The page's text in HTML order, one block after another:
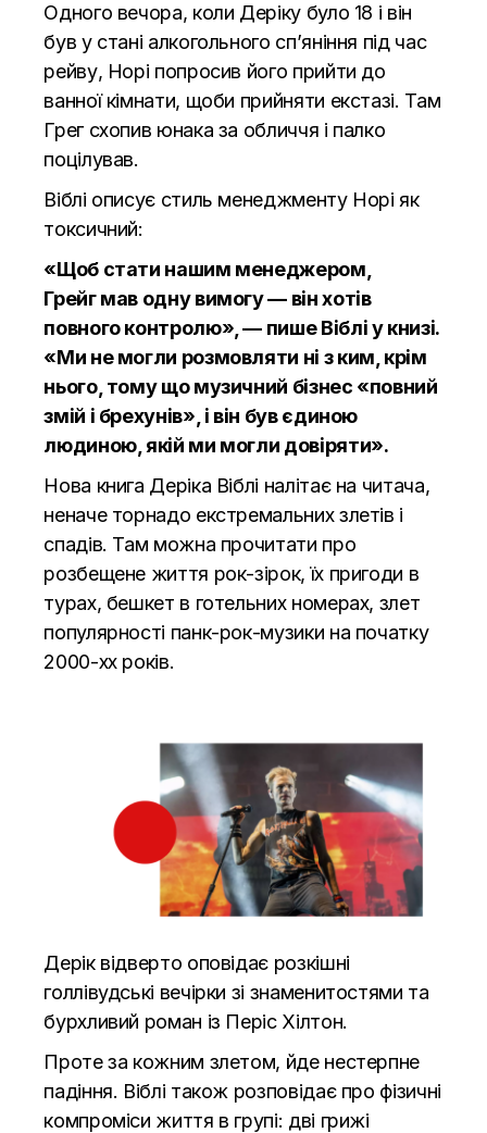
Одного вечора, коли Деріку було 18 і він
був у стані алкогольного сп’яніння під час
рейву, Норі попросив його прийти до
ванної кімнати, щоби прийняти екстазі. Там
Грег схопив юнака за обличчя і палко
поцілував.
Віблі описує стиль менеджменту Норі як
токсичний:
«Щоб стати нашим менеджером,
Грейг мав одну вимогу — він хотів
повного контролю», — пише Віблі у книзі.
«Ми не могли розмовляти ні з ким, крім
нього, тому що музичний бізнес «повний
змій і брехунів», і він був єдиною
людиною, якій ми могли довіряти».
Нова книга Деріка Віблі налітає на читача,
неначе торнадо екстремальних злетів і
спадів. Там можна прочитати про
розбещене життя рок-зірок, їх пригоди в
турах, бешкет в готельних номерах, злет
популярності панк-рок-музики на початку
2000-хх років.
Дерік відверто оповідає розкішні
голлівудські вечірки зі знаменитостями та
бурхливий роман із Періс Хілтон.
Проте за кожним злетом, йде нестерпне
падіння. Віблі також розповідає про фізичні
компроміси життя в групі: дві грижі